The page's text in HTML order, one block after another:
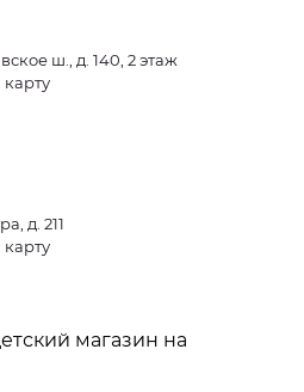
ш., д. 140, 2 этаж
д. 211
магазин на